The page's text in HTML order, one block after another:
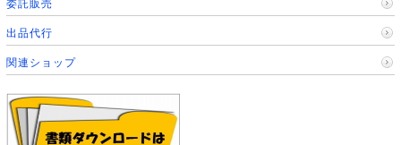
委託販売
出品代行
関連ショップ